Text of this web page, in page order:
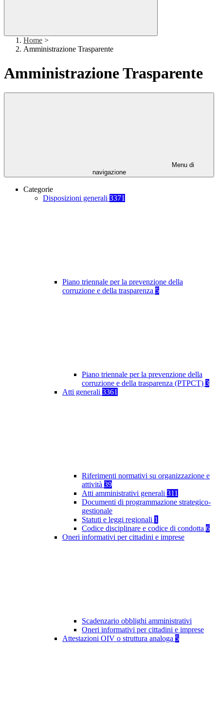
Home >
Amministrazione Trasparente
Amministrazione Trasparente
Menu di
navigazione
Categorie
Disposizioni generali 3371
Piano triennale per la prevenzione della
corruzione e della trasparenza 5
Piano triennale per la prevenzione della
corruzione e della trasparenza (PTPCT) 3
Atti generali 3361
Riferimenti normativi su organizzazione e
attività 39
Atti amministrativi generali 311
Documenti di programmazione strategico-
gestionale
Statuti e leggi regionali 1
Codice disciplinare e codice di condotta 6
Oneri informativi per cittadini e imprese
Scadenzario obblighi amministrativi
Oneri informativi per cittadini e imprese
Attestazioni OIV o struttura analoga 5